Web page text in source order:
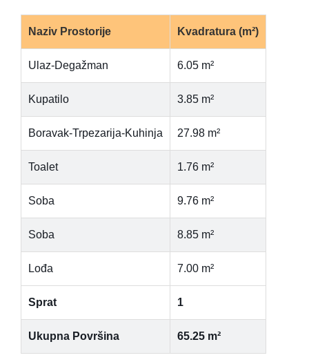
Naziv Prostorije Kvadratura (m²)
Ulaz-Degažman 6.05 m²
Kupatilo 3.85 m²
Boravak-Trpezarija-Kuhinja 27.98 m²
Toalet 1.76 m²
Soba 9.76 m²
Soba 8.85 m²
Lođa 7.00 m²
Sprat 1
Ukupna Površina 65.25 m²